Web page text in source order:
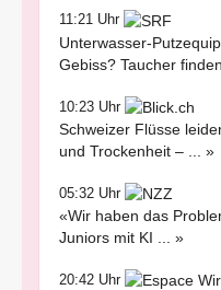
11:21 Uhr
Unterwasser-
Gebiss? Taucher
10:23 Uhr
Schweizer Flüsse
und Trockenheit – ... »
05:32 Uhr
«Wir haben das
Juniors mit KI ... »
20:42 Uhr